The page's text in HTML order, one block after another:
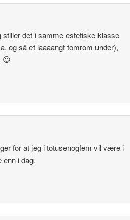
det i samme estetiske klasse
og så et laaaangt tomrom under),
😉
for at jeg i totusenogfem vil være i
enn i dag.